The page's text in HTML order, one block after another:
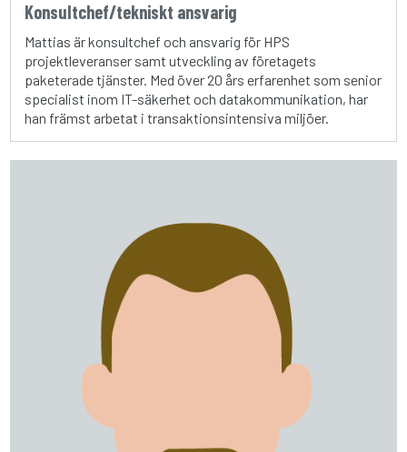
Konsultchef/tekniskt ansvarig
Mattias är konsultchef och ansvarig för HPS
projektleveranser samt utveckling av företagets
paketerade tjänster. Med över 20 års erfarenhet som senior
specialist inom IT-säkerhet och datakommunikation, har
han främst arbetat i transaktionsintensiva miljöer.